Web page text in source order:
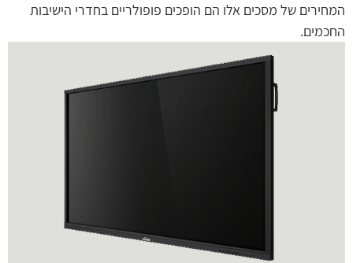
המחירים של מסכים אלו הם הופכים פופולריים בחדרי הישיבות
החכמים.